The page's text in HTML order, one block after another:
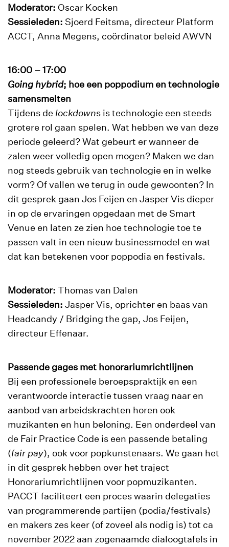
Moderator: Oscar Kocken
Sessieleden: Sjoerd Feitsma, directeur Platform
ACCT, Anna Megens, coördinator beleid AWVN
16:00 – 17:00
Going hybrid; hoe een poppodium en technologie
samensmelten
Tijdens de lockdowns is technologie een steeds
grotere rol gaan spelen. Wat hebben we van deze
periode geleerd? Wat gebeurt er wanneer de
zalen weer volledig open mogen? Maken we dan
nog steeds gebruik van technologie en in welke
vorm? Of vallen we terug in oude gewoonten? In
dit gesprek gaan Jos Feijen en Jasper Vis dieper
in op de ervaringen opgedaan met de Smart
Venue en laten ze zien hoe technologie toe te
passen valt in een nieuw businessmodel en wat
dat kan betekenen voor poppodia en festivals.
Moderator: Thomas van Dalen
Sessieleden: Jasper Vis, oprichter en baas van
Headcandy / Bridging the gap, Jos Feijen,
directeur Effenaar.
Passende gages met honorariumrichtlijnen
Bij een professionele beroepspraktijk en een
verantwoorde interactie tussen vraag naar en
aanbod van arbeidskrachten horen ook
muzikanten en hun beloning. Een onderdeel van
de Fair Practice Code is een passende betaling
(fair pay), ook voor popkunstenaars. We gaan het
in dit gesprek hebben over het traject
Honorariumrichtlijnen voor popmuzikanten.
PACCT faciliteert een proces waarin delegaties
van programmerende partijen (podia/festivals)
en makers zes keer (of zoveel als nodig is) tot ca
november 2022 aan zogenaamde dialoogtafels in